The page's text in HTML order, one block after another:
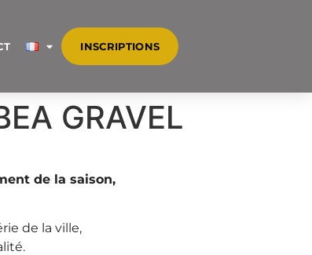
INSCRIPTIONS
GRAVEL
de la saison,
de la ville,